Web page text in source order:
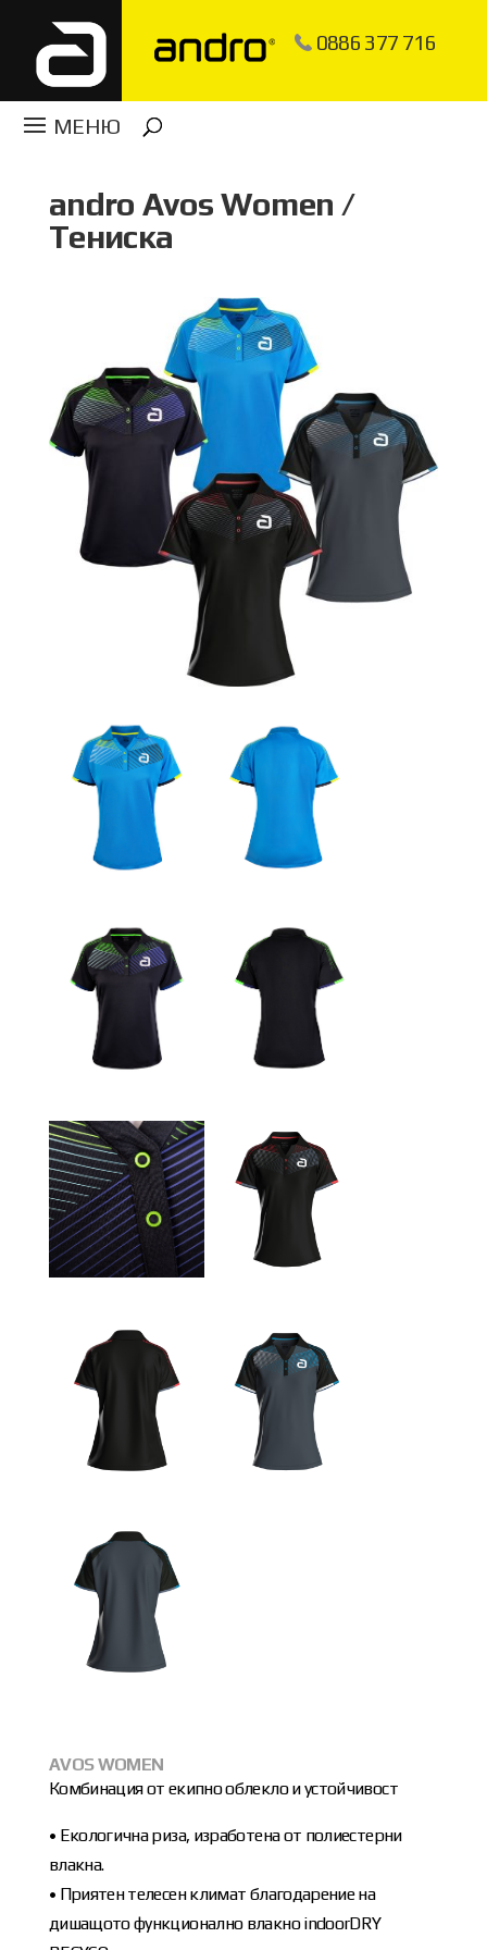
0886 377 716
andro Avos Women /
Тениска
AVOS WOMEN
Комбинация от екипно облекло и устойчивост
• Екологична риза, изработена от полиестерни
влакна.
• Приятен телесен климат благодарение на
дишащото функционално влакно indoorDRY